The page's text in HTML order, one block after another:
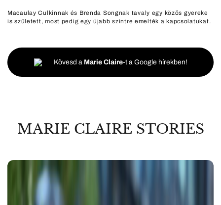
Macaulay Culkinnak és Brenda Songnak tavaly egy közös gyereke
is született, most pedig egy újabb szintre emelték a kapcsolatukat.
Kövesd a Marie Claire-t a Google hírekben!
MARIE CLAIRE STORIES